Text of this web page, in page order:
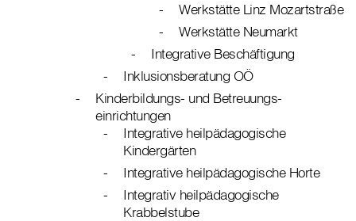
Werkstätte Linz Mozartstraße
Werkstätte Neumarkt
Integrative Beschäftigung
Inklusionsberatung OÖ
Kinderbildungs- und Betreuungs-
einrichtungen
Integrative heilpädagogische
Kindergärten
Integrative heilpädagogische Horte
Integrativ heilpädagogische
Krabbelstube